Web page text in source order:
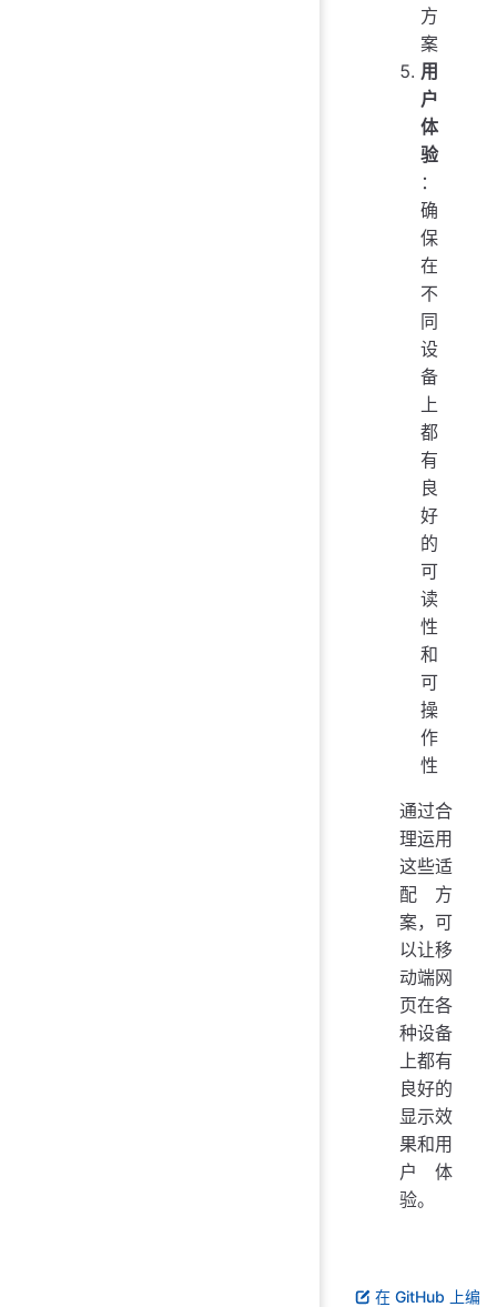
方
案
用
户
体
验
：
确
保
在
不
同
设
备
上
都
有
良
好
的
可
读
性
和
可
操
作
性
通过合
理运用
这些适
配方
案，可
以让移
动端网
页在各
种设备
上都有
良好的
显示效
果和用
户体
验。
在 GitHub 上编